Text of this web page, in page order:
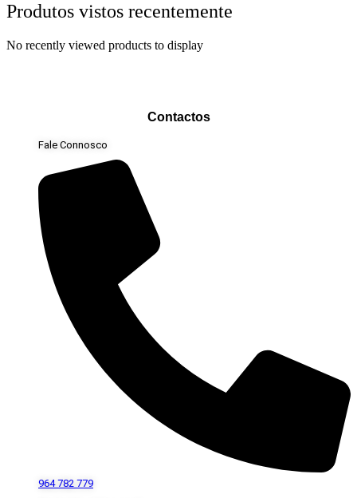
Produtos vistos recentemente
No recently viewed products to display
Contactos
Fale Connosco
964 782 779